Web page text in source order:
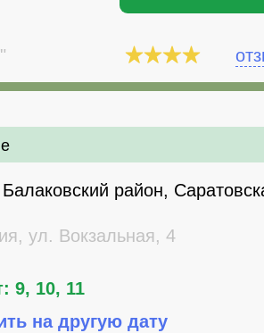
район,
ул. Вокзальная, 4
9, 10, 11
на другую дату